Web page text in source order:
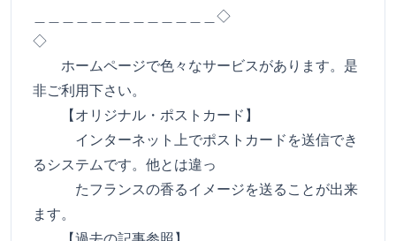
＿＿＿＿＿＿＿＿＿＿＿＿＿◇
◇
ホームページで色々なサービスがあります。是
非ご利用下さい。
【オリジナル・ポストカード】
インターネット上でポストカードを送信でき
るシステムです。他とは違っ
たフランスの香るイメージを送ることが出来
ます。